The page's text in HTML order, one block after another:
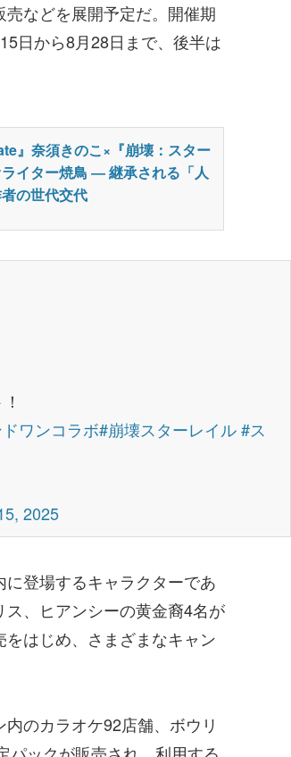
などを展開予定だ。開催期
日から8月28日まで、後半は
』奈須きのこ×『崩壊：スター
イター焼鳥 ― 継承される「人
の世代交代
ワンコラボ#崩壊スターレイル#ス
2025
登場するキャラクターであ
、ヒアンシーの黄金裔4名が
はじめ、さまざまなキャン
のカラオケ92店舗、ボウリ